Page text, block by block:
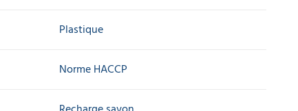
Plastique
Norme HACCP